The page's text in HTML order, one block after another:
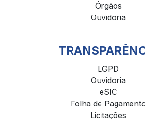
Órgãos
Ouvidoria
LGPD
Ouvidoria
eSIC
Folha de Pagamento
Licitações